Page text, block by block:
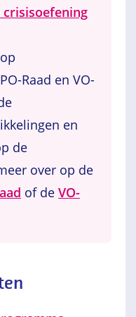
crisisoefening
Raad en VO-
en
de
over op de
of de VO-